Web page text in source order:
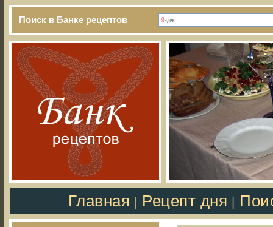
Поиск в Банке рецептов
Главная Рецепт дня